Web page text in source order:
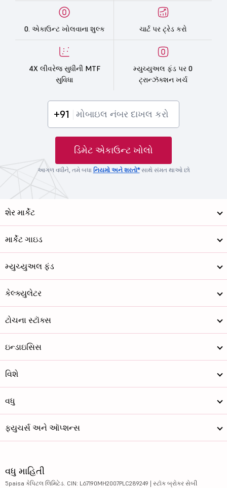
0. એકાઉન્ટ ખોલવાના શુલ્ક ચાર્ટ પર ટ્રેડ કરો
4X લીવરેજ સુધીની MTF
સુવિધા
મ્યુચ્યુઅલ ફંડ પર 0
ટ્રાન્ઝૅક્શન ખર્ચ
+91
ડિમેટ એકાઉન્ટ ખોલો
આગળ વધીને, તમે બધા નિયમો અને શરતો*સાથે સંમત થાઓ છો
શેર માર્કેટ
માર્કેટ ગાઇડ
મ્યુચ્યુઅલ ફંડ
કેલ્ક્યુલેટર
ટોચના સ્ટૉક્સ
ઇન્ડાઇસિસ
વિશે
વધુ
ફ્યુચર્સ અને ઑપ્શન્સ
વધુ માહિતી
5paisa કેપિટલ લિમિટેડ. CIN: L67190MH2007PLC289249 | સ્ટૉક બ્રોકર સેબી